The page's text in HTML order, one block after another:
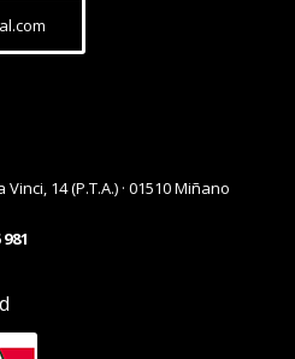
14 (P.T.A.) · 01510 Miñano